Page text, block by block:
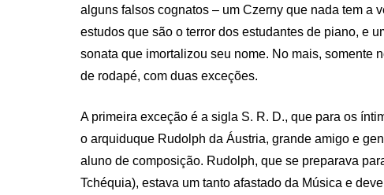
alguns falsos cognatos – um Czerny que nada tem a
estudos que são o terror dos estudantes de piano, e
sonata que imortalizou seu nome. No mais, somente
de rodapé, com duas exceções.
A primeira exceção é a sigla S. R. D., que para os
o arquiduque Rudolph da Áustria, grande amigo e
aluno de composição. Rudolph, que se preparava
Tchéquia), estava um tanto afastado da Música e